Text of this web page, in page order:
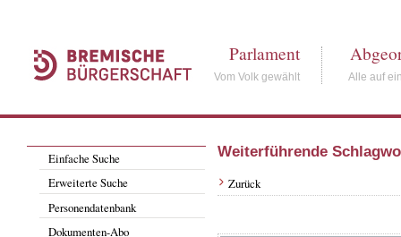
Parlament
Vom Volk gewählt Alle auf
Einfache Suche
Erweiterte Suche
Personendatenbank
Dokumenten-Abo
Weiterführende
Zurück